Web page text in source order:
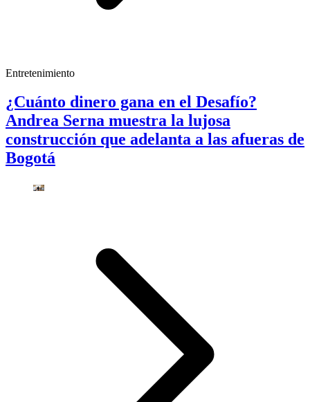
Entretenimiento
¿Cuánto dinero gana en el Desafío?
Andrea Serna muestra la lujosa
construcción que adelanta a las afueras de
Bogotá